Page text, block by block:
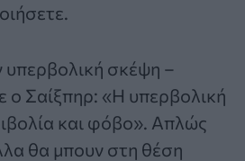
σκέψη –
ο Σαίξπηρ: «Η υπερβολική
και φόβο». Απλώς
θα μπουν στη θέση